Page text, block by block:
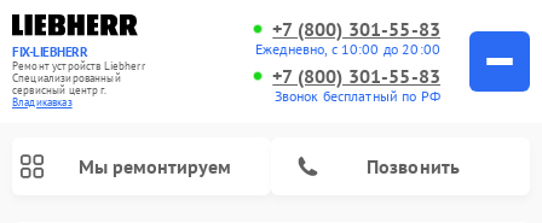
FIX-LIEBHERR
Ремонт устройств Liebherr
Специализированный
cервисный центр г.
Владикавказ
+7 (800) 301-55-83
Ежедневно, с 10:00 до 20:00
+7 (800) 301-55-83
Звонок бесплатный по РФ
Мы ремонтируем Позвонить